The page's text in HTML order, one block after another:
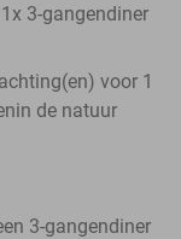
3-gangendiner
voor 1
de natuur
3-gangendiner